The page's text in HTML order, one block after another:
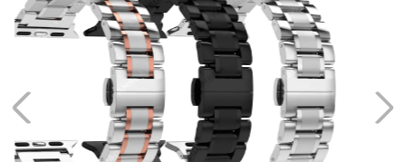
LIBERTAS
Ремешки из керамики